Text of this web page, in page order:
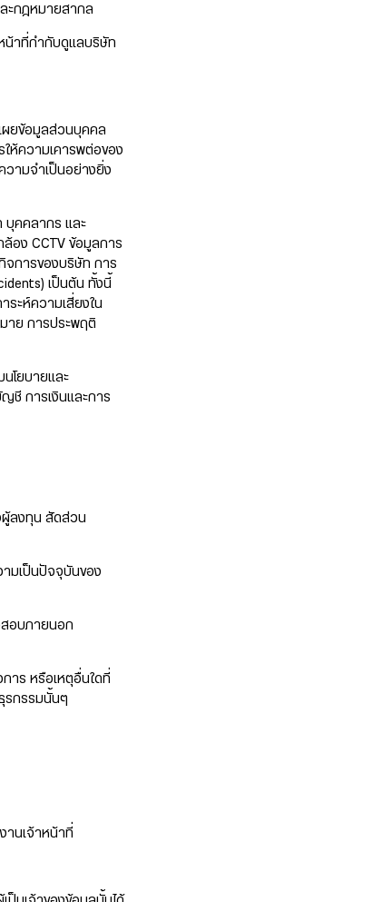
ะกฎหมายสากล
น้าที่กำกับดูแลบริษัท
ผยข้อมูลส่วนบุคคล
ห้ความเคารพต่อของ
วามจำเป็นอย่างยิ่ง
บุคคลากร และ
อง CCTV ข้อมูลการ
จการของบริษัท การ
เป็นต้น ทั้งนี้
ระห์ความเสี่ยงใน
าย การประพฤติ
โยบายและ
ชี การเงินและการ
ผู้ลงทุน สัดส่วน
มเป็นปัจจุบันของ
อบภายนอก
าร หรือเหตุอื่นใดที่
รกรรมนั้นๆ
านเจ้าหน้าที่